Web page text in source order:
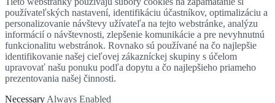
používateľských nastavení, identifikáciu účastníkov, optimalizáciu a
personalizovanie návštevy užívateľa na tejto webstránke, analýzu
informácií o návštevnosti, zlepšenie komunikácie a pre nevyhnutnú
funkcionalitu webstránok. Rovnako sú používané na čo najlepšie
identifikovanie našej cieľovej zákazníckej skupiny s účelom
upravovať našu ponuku podľa dopytu a čo najlepšieho priameho
prezentovania našej činnosti.
Necessary Always Enabled